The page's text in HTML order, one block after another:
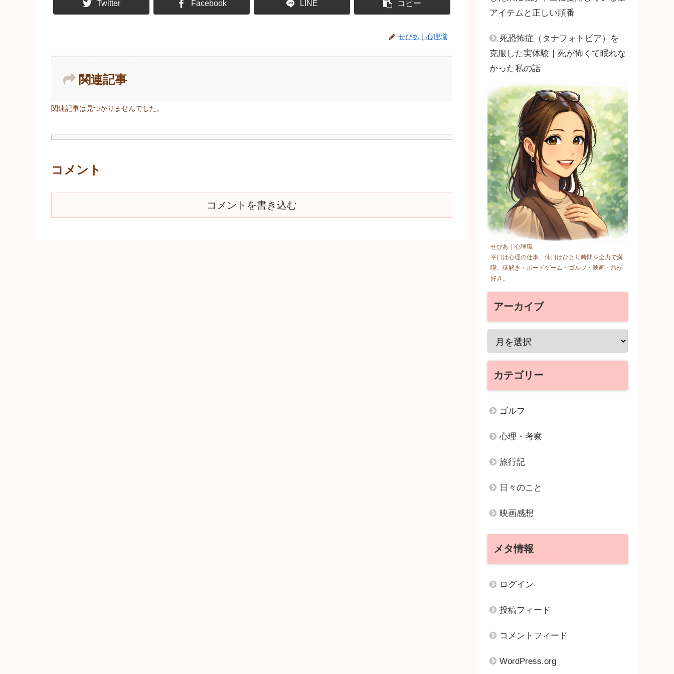
Twitter Facebook LINE コピー
せぴあ｜心理職
関連記事
関連記事は見つかりませんでした。
コメント
コメントを書き込む
アイテムと正しい順番
死恐怖症（タナフォトビア）を
克服した実体験｜死が怖くて眠れな
かった私の話
せぴあ｜心理職
平日は心理の仕事、休日はひとり時間を全力で満
喫。謎解き・ボードゲーム・ゴルフ・映画・旅が
好き。
アーカイブ
カテゴリー
ゴルフ
心理・考察
旅行記
日々のこと
映画感想
メタ情報
ログイン
投稿フィード
コメントフィード
WordPress.org